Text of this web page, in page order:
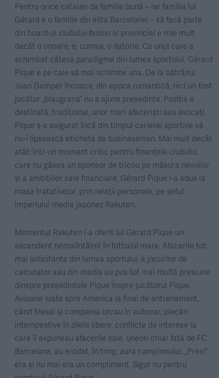
Pentru orice catalan de familie bună – iar familia lui
Gérard e o familie din elita Barcelonei – să facă parte
din board-ul clubului-fanion al provinciei e mai mult
decât o onoare, e, cumva, o datorie. Ca unul care a
schimbat câteva paradigme din lumea sportului, Gérard
Pique e pe cale să mai schimbe una. De la bătrânul
Joan Gamper încoace, din epoca romantică, nici un fost
jucător „blaugrana” nu a ajuns președinte. Poziția e
destinată, tradițional, unor mari afaceriști sau avocați.
Pique s-a asigurat încă din timpul carierei sportive să
nu-i lipsească eticheta de businessman. Mai mult decât
atât: într-un moment critic pentru finanțele clubului,
care nu găsea un sponsor de tricou pe măsura nevoilor
și a ambițiilor sale financiare, Gérard Pique l-a adus la
masa tratativelor, prin relații personale, pe șeful
imperiului media japonez Rakuten.
Momentul Rakuten i-a oferit lui Gérard Pique un
ascendent nemaiîntâlnit în fotbalul mare. Afacerile tot
mai solicitante din lumea sportului, a jocurilor de
calculator sau din media au pus tot mai multă presiune
dinspre președintele Pique înspre jucătorul Pique.
Avioane luate spre America la final de antrenament,
când Messi și compania urcau în autocar, plecări
intempestive în zilele libere, conflicte de interese la
care îl expuneau afacerile sale, uneori chiar față de FC
Barcelona, au erodat, în timp, aura campionului. „Presi”
era și nu mai era un compliment. Sigur nu pentru